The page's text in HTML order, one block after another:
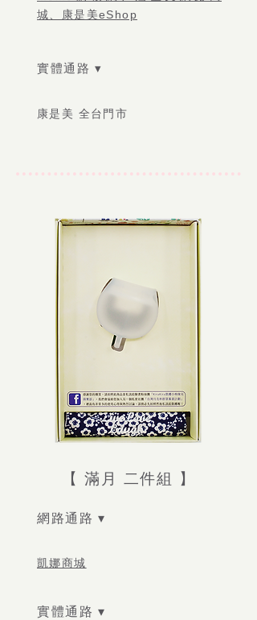
城、康是美eShop
實體通路 ▾
康是美 全台門市
【 滿月 二件組 】
網路通路 ▾
凱娜商城
實體通路 ▾